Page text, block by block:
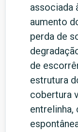
associada
aumento
perda de
de
estrutura
cobertura